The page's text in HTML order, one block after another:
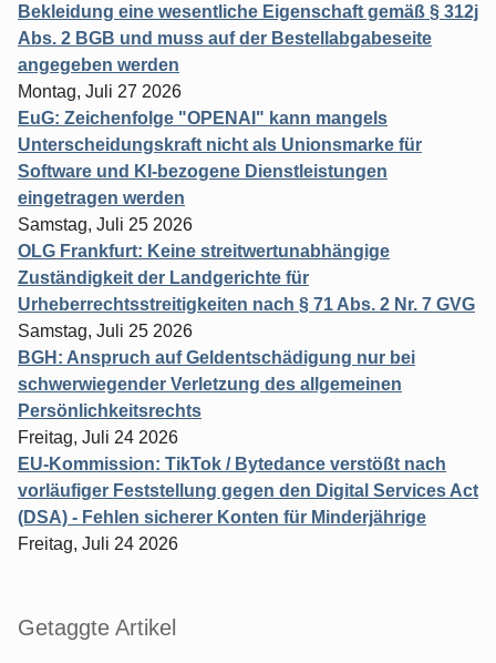
Bekleidung eine wesentliche Eigenschaft gemäß § 312j
Abs. 2 BGB und muss auf der Bestellabgabeseite
angegeben werden
Montag, Juli 27 2026
EuG: Zeichenfolge "OPENAI" kann mangels
Unterscheidungskraft nicht als Unionsmarke für
Software und KI-bezogene Dienstleistungen
eingetragen werden
Samstag, Juli 25 2026
OLG Frankfurt: Keine streitwertunabhängige
Zuständigkeit der Landgerichte für
Urheberrechtsstreitigkeiten nach § 71 Abs. 2 Nr. 7 GVG
Samstag, Juli 25 2026
BGH: Anspruch auf Geldentschädigung nur bei
schwerwiegender Verletzung des allgemeinen
Persönlichkeitsrechts
Freitag, Juli 24 2026
EU-Kommission: TikTok / Bytedance verstößt nach
vorläufiger Feststellung gegen den Digital Services Act
(DSA) - Fehlen sicherer Konten für Minderjährige
Freitag, Juli 24 2026
Getaggte Artikel